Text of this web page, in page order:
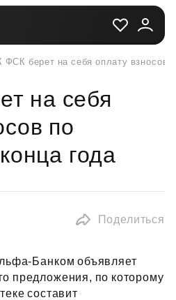
ФСК берет на себя оплату взносов
на себя
по
года
Поделиться
объявляет
предложения, по которому
составит